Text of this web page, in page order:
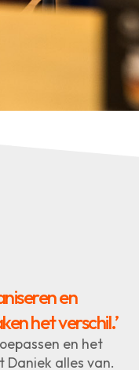
en
het verschil.’
en het
alles van.